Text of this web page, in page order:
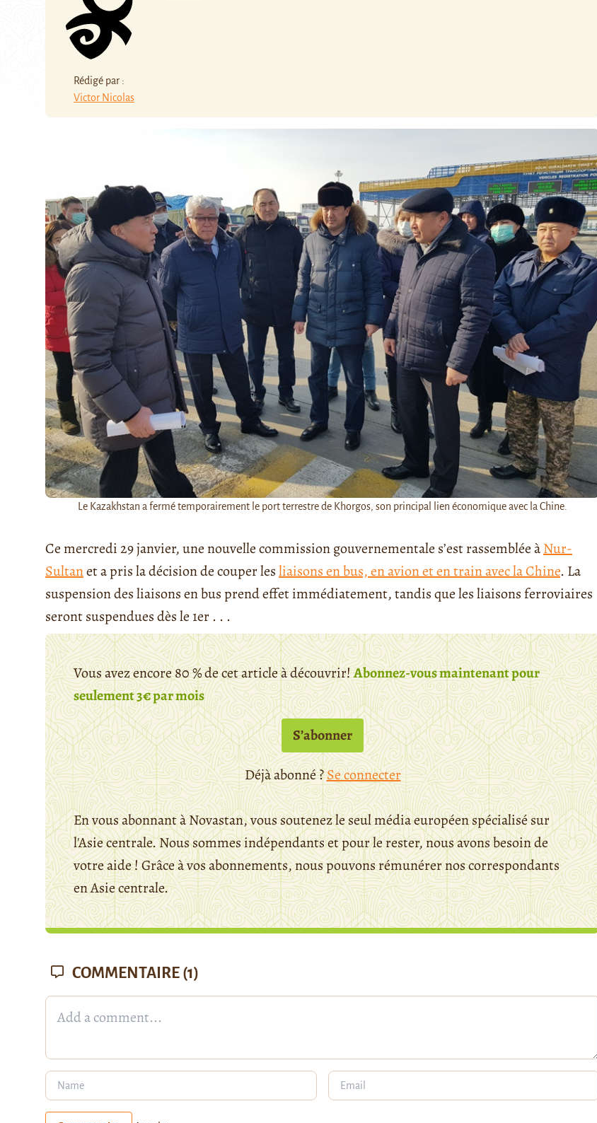
Rédigé par :
Victor Nicolas
Le Kazakhstan a fermé temporairement le port terrestre de Khorgos, son principal lien économique avec la Chine.
Ce mercredi 29 janvier, une nouvelle commission gouvernementale s’est rassemblée àNur-
Sultanet a pris la décision de couper lesliaisons en bus, en avion et en train avec la Chine. La
suspension des liaisons en bus prend effet immédiatement, tandis que les liaisons ferroviaires
seront suspendues dès le 1er . . .
Vous avez encore 80 % de cet article à découvrir!Abonnez-vous maintenant pour
seulement 3€ par mois
S’abonner
Déjà abonné ?Se connecter
En vous abonnant à Novastan, vous soutenez le seul média européen spécialisé sur
l'Asie centrale. Nous sommes indépendants et pour le rester, nous avons besoin de
votre aide ! Grâce à vos abonnements, nous pouvons rémunérer nos correspondants
en Asie centrale.
COMMENTAIRE (1)